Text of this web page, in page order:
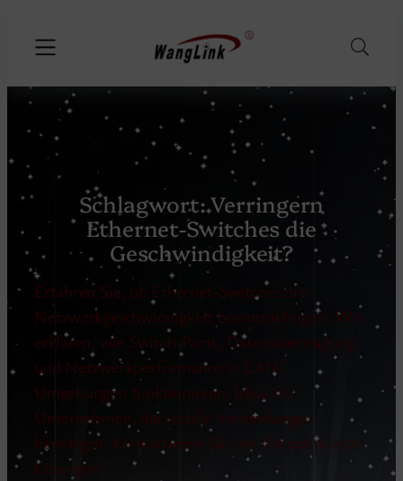
Schlagwort:Verringern
Ethernet-Switches die
Geschwindigkeit?
Erfahren Sie, ob Ethernet-Switches die
Netzwerkgeschwindigkeit beeinträchtigen. Wir
erklären, wie Switch-Ports, Datenübertragung
und Netzwerkperformance in LAN-
Umgebungen funktionieren. Ideal für
Unternehmen, die stabile Verbindungen
benötigen. Kontaktieren Sie uns für optimierte
Lösungen!